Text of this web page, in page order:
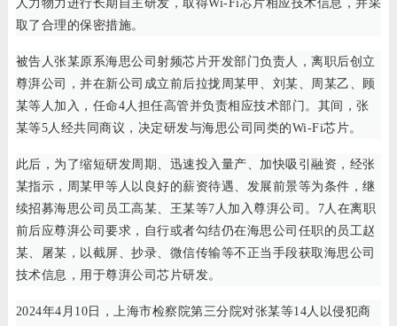
人力物力进行长期自主研发，取得Wi-Fi芯片相应技术信息，并采
取了合理的保密措施。
被告人张某原系海思公司射频芯片开发部门负责人，离职后创立
尊湃公司，并在新公司成立前后拉拢周某甲、刘某、周某乙、顾
某等人加入，任命4人担任高管并负责相应技术部门。其间，张
某等5人经共同商议，决定研发与海思公司同类的Wi-Fi芯片。
此后，为了缩短研发周期、迅速投入量产、加快吸引融资，经张
某指示，周某甲等人以良好的薪资待遇、发展前景等为条件，继
续招募海思公司员工高某、王某等7人加入尊湃公司。7人在离职
前后应尊湃公司要求，自行或者勾结仍在海思公司任职的员工赵
某、屠某，以截屏、抄录、微信传输等不正当手段获取海思公司
技术信息，用于尊湃公司芯片研发。
2024年4月10日，上海市检察院第三分院对张某等14人以侵犯商